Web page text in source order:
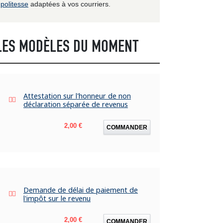
politesse adaptées à vos courriers.
MODÈLES DU MOMENT
Attestation sur l'honneur de non
déclaration séparée de revenus
Prix
2,00 € COMMANDER
Demande de délai de paiement de
l'impôt sur le revenu
Prix
2,00 € COMMANDER